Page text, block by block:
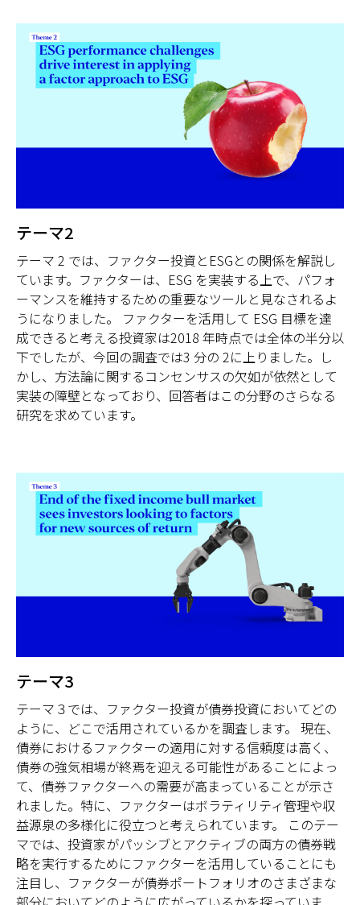
テーマ2
テーマ 2 では、ファクター投資とESGとの関係を解説し
ています。ファクターは、ESG を実装する上で、パフォ
ーマンスを維持するための重要なツールと見なされるよ
うになりました。 ファクターを活用して ESG 目標を達
成できると考える投資家は2018 年時点では全体の半分以
下でしたが、今回の調査では3 分の 2に上りました。し
かし、方法論に関するコンセンサスの欠如が依然として
実装の障壁となっており、回答者はこの分野のさらなる
研究を求めています。
テーマ3
テーマ３では、ファクター投資が債券投資においてどの
ように、どこで活用されているかを調査します。 現在、
債券におけるファクターの適用に対する信頼度は高く、
債券の強気相場が終焉を迎える可能性があることによっ
て、債券ファクターへの需要が高まっていることが示さ
れました。特に、ファクターはボラティリティ管理や収
益源泉の多様化に役立つと考えられています。 このテー
マでは、投資家がパッシブとアクティブの両方の債券戦
略を実行するためにファクターを活用していることにも
注目し、ファクターが債券ポートフォリオのさまざまな